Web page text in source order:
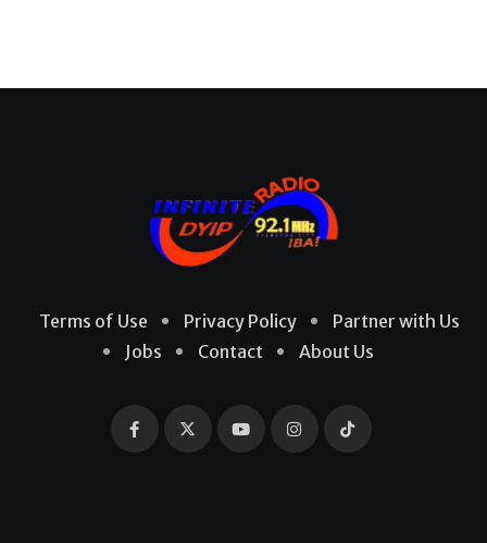
Terms of Use Privacy Policy
Partner with Us
Jobs
Contact About Us